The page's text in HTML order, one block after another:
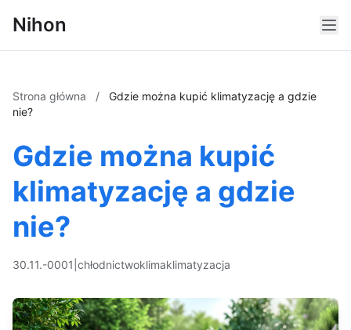
Nihon
Strona główna /
Gdzie można kupić klimatyzację a gdzie
nie?
Gdzie można kupić
klimatyzację a gdzie
nie?
30.11.-0001 chłodnictwoklimaklimatyzacja